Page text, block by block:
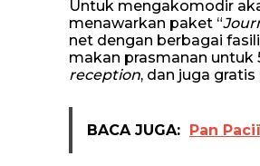
Untuk mengakomodir
menawarkan paket “
net dengan berbagai
makan prasmanan untuk
reception, dan juga
BACA JUGA: Pan